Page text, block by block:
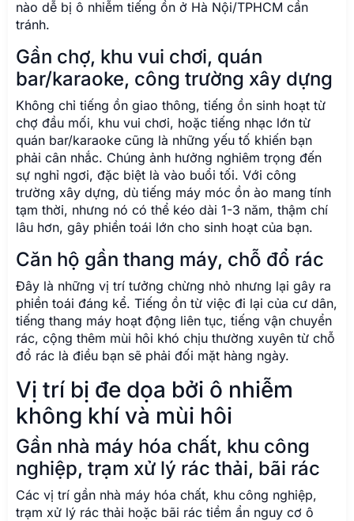
nào dễ bị ô nhiễm tiếng ồn ở Hà Nội/TPHCM cần
tránh.
Gần chợ, khu vui chơi, quán
bar/karaoke, công trường xây dựng
Không chỉ tiếng ồn giao thông, tiếng ồn sinh hoạt từ
chợ đầu mối, khu vui chơi, hoặc tiếng nhạc lớn từ
quán bar/karaoke cũng là những yếu tố khiến bạn
phải cân nhắc. Chúng ảnh hưởng nghiêm trọng đến
sự nghỉ ngơi, đặc biệt là vào buổi tối. Với công
trường xây dựng, dù tiếng máy móc ồn ào mang tính
tạm thời, nhưng nó có thể kéo dài 1-3 năm, thậm chí
lâu hơn, gây phiền toái lớn cho sinh hoạt của bạn.
Căn hộ gần thang máy, chỗ đổ rác
Đây là những vị trí tưởng chừng nhỏ nhưng lại gây ra
phiền toái đáng kể. Tiếng ồn từ việc đi lại của cư dân,
tiếng thang máy hoạt động liên tục, tiếng vận chuyển
rác, cộng thêm mùi hôi khó chịu thường xuyên từ chỗ
đổ rác là điều bạn sẽ phải đối mặt hàng ngày.
Vị trí bị đe dọa bởi ô nhiễm
không khí và mùi hôi
Gần nhà máy hóa chất, khu công
nghiệp, trạm xử lý rác thải, bãi rác
Các vị trí gần nhà máy hóa chất, khu công nghiệp,
trạm xử lý rác thải hoặc bãi rác tiềm ẩn nguy cơ ô